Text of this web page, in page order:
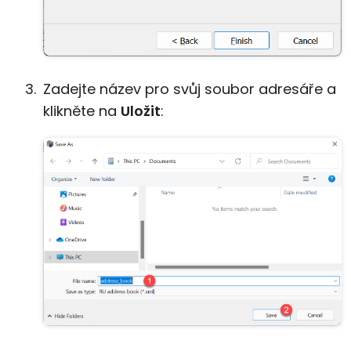
Zadejte název pro svůj soubor adresáře a
klikněte na Uložit: